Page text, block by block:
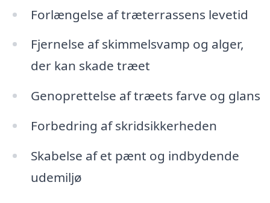
Forlængelse af træterrassens levetid
Fjernelse af skimmelsvamp og alger,
der kan skade træet
Genoprettelse af træets farve og glans
Forbedring af skridsikkerheden
Skabelse af et pænt og indbydende
udemiljø